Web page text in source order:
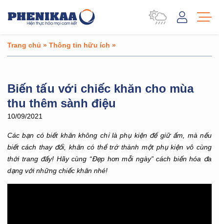
Trang chủ » Thông tin hữu ích »
Biến tấu với chiếc khăn cho mùa
thu thêm sành điệu
10/09/2021
Các bạn có biết khăn không chỉ là phụ kiện để giữ ấm, mà nếu
biết cách thay đổi, khăn có thể trở thành một phụ kiện vô cùng
thời trang đấy! Hãy cùng “Đẹp hơn mỗi ngày” cách biến hóa đa
dạng với những chiếc khăn nhé!